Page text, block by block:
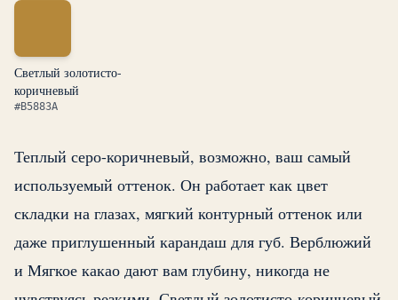
Светлый золотисто-
коричневый
#B5883A
Теплый серо-коричневый, возможно, ваш самый
используемый оттенок. Он работает как цвет
складки на глазах, мягкий контурный оттенок или
даже приглушенный карандаш для губ. Верблюжий
и Мягкое какао дают вам глубину, никогда не